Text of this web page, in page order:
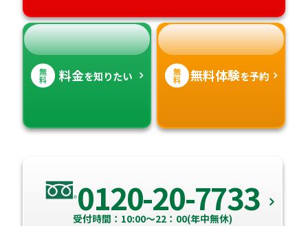
無
料 料金を知りたい 無
料 無料体験を予約
0120-20-7733
受付時間：10:00～22：00(年中無休)